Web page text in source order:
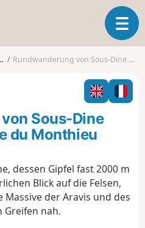
T
o
l
n
a
i
Rundwanderung von Sous-Dine über den Passage du Monthieu
Sous-Dine
du Monthieu
dessen Gipfel fast 2000 m
Blick auf die Felsen,
der Aravis und des
Greifen nah.